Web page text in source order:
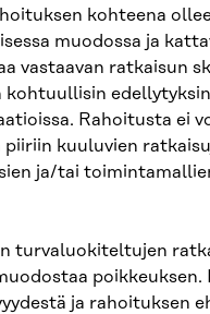
kohteena
muodossa ja
vastaavan ratkaisun
Rahoitusta ei
piiriin kuuluvien
ja/tai
turvaluokiteltujen
poikkeuksen.
ja rahoituksen